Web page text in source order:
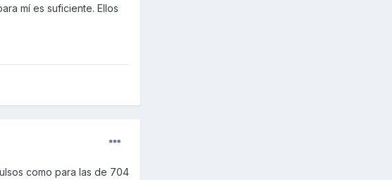
mí es suficiente. Ellos
como para las de 704